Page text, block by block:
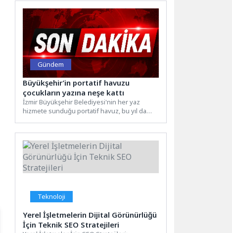
Gündem
Büyükşehir’in portatif havuzu
çocukların yazına neşe kattı
İzmir Büyükşehir Belediyesi'nin her yaz
hizmete sunduğu portatif havuz, bu yıl da
Teknoloji
Yerel İşletmelerin Dijital Görünürlüğü
İçin Teknik SEO Stratejileri